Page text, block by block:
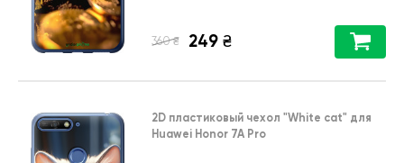
360 ₴ 249 ₴
2D пластиковый чехол "White cat" для
Huawei Honor 7A Pro